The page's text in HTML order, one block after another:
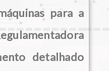
para a
detalhado